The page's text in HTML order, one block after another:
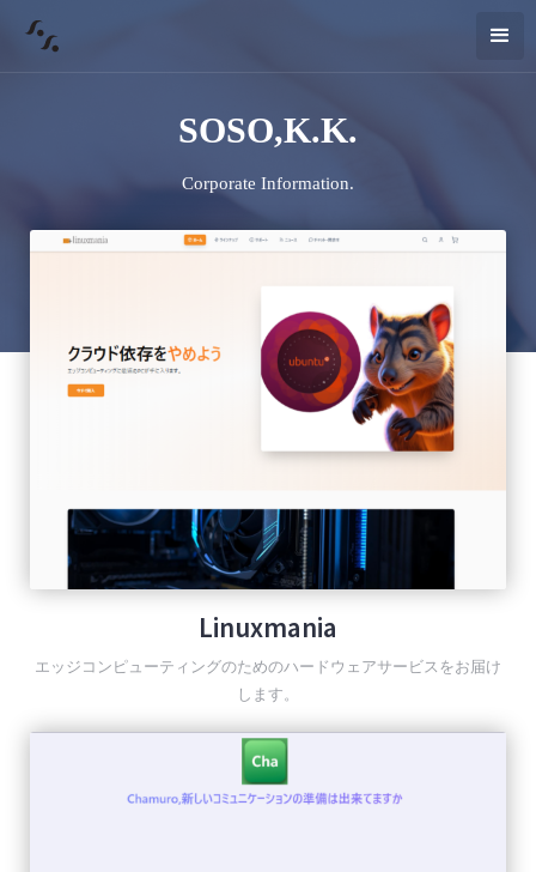
SOSO,K.K.
Corporate Information.
Linuxmania
エッジコンピューティングのためのハードウェアサービスをお届け
します。